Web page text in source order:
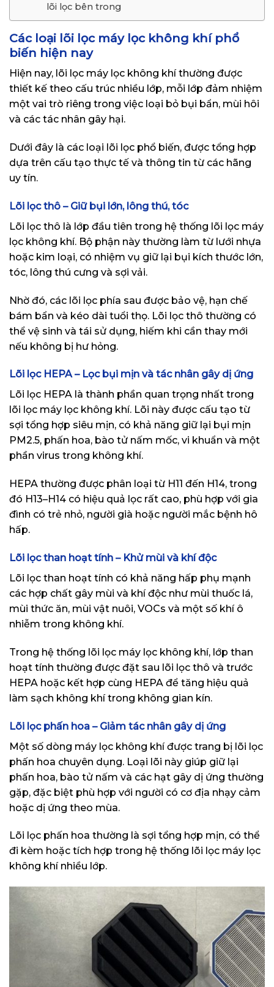
lõi lọc bên trong
Các loại lõi lọc máy lọc không khí phổ
biến hiện nay
Hiện nay, lõi lọc máy lọc không khí thường được
thiết kế theo cấu trúc nhiều lớp, mỗi lớp đảm nhiệm
một vai trò riêng trong việc loại bỏ bụi bẩn, mùi hôi
và các tác nhân gây hại.
Dưới đây là các loại lõi lọc phổ biến, được tổng hợp
dựa trên cấu tạo thực tế và thông tin từ các hãng
uy tín.
Lõi lọc thô – Giữ bụi lớn, lông thú, tóc
Lõi lọc thô là lớp đầu tiên trong hệ thống lõi lọc máy
lọc không khí. Bộ phận này thường làm từ lưới nhựa
hoặc kim loại, có nhiệm vụ giữ lại bụi kích thước lớn,
tóc, lông thú cưng và sợi vải.
Nhờ đó, các lõi lọc phía sau được bảo vệ, hạn chế
bám bẩn và kéo dài tuổi thọ. Lõi lọc thô thường có
thể vệ sinh và tái sử dụng, hiếm khi cần thay mới
nếu không bị hư hỏng.
Lõi lọc HEPA – Lọc bụi mịn và tác nhân gây dị ứng
Lõi lọc HEPA là thành phần quan trọng nhất trong
lõi lọc máy lọc không khí. Lõi này được cấu tạo từ
sợi tổng hợp siêu mịn, có khả năng giữ lại bụi mịn
PM2.5, phấn hoa, bào tử nấm mốc, vi khuẩn và một
phần virus trong không khí.
HEPA thường được phân loại từ H11 đến H14, trong
đó H13–H14 có hiệu quả lọc rất cao, phù hợp với gia
đình có trẻ nhỏ, người già hoặc người mắc bệnh hô
hấp.
Lõi lọc than hoạt tính – Khử mùi và khí độc
Lõi lọc than hoạt tính có khả năng hấp phụ mạnh
các hợp chất gây mùi và khí độc như mùi thuốc lá,
mùi thức ăn, mùi vật nuôi, VOCs và một số khí ô
nhiễm trong không khí.
Trong hệ thống lõi lọc máy lọc không khí, lớp than
hoạt tính thường được đặt sau lõi lọc thô và trước
HEPA hoặc kết hợp cùng HEPA để tăng hiệu quả
làm sạch không khí trong không gian kín.
Lõi lọc phấn hoa – Giảm tác nhân gây dị ứng
Một số dòng máy lọc không khí được trang bị lõi lọc
phấn hoa chuyên dụng. Loại lõi này giúp giữ lại
phấn hoa, bào tử nấm và các hạt gây dị ứng thường
gặp, đặc biệt phù hợp với người có cơ địa nhạy cảm
hoặc dị ứng theo mùa.
Lõi lọc phấn hoa thường là sợi tổng hợp mịn, có thể
đi kèm hoặc tích hợp trong hệ thống lõi lọc máy lọc
không khí nhiều lớp.